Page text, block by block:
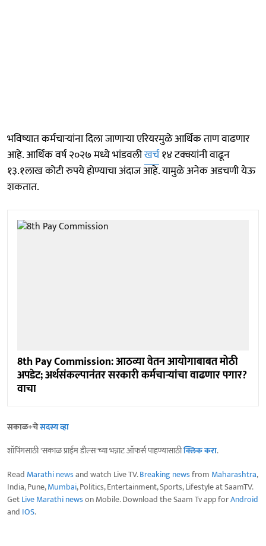
भविष्यात कर्मचाऱ्यांना दिला जाणाऱ्या एरियरमुळे आर्थिक ताण वाढणार
आहे. आर्थिक वर्ष २०२७ मध्ये भांडवलीखर्च१४ टक्क्यांनी वाढून
१३.१लाख कोटी रुपये होण्याचा अंदाज आहे. यामुळे अनेक अडचणी येऊ
शकतात.
8th Pay Commission: आठव्या वेतन आयोगाबाबत मोठी
अपडेट; अर्थसंकल्पानंतर सरकारी कर्मचाऱ्यांचा वाढणार पगार?
वाचा
सकाळ+चेसदस्य व्हा
शॉपिंगसाठी 'सकाळ प्राईम डील्स'च्या भन्नाट ऑफर्स पाहण्यासाठीक्लिक करा.
Read Marathi newsand watch Live TV.Breaking newsfrom Maharashtra,
India, Pune,Mumbai, Politics, Entertainment, Sports, Lifestyle at SaamTV.
GetLive Marathi newson Mobile. Download the Saam Tv app forAndroid
and IOS.